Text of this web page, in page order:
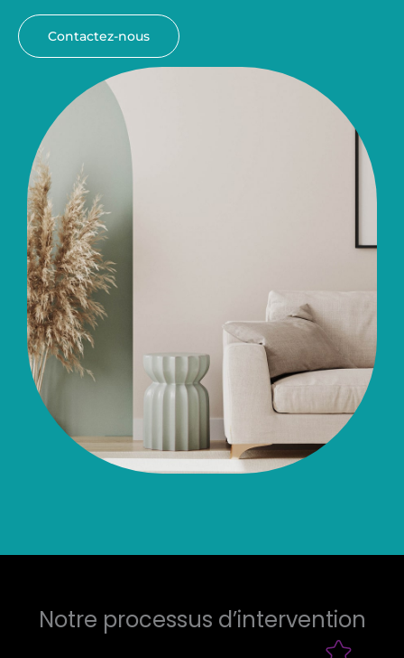
Contactez-nous
Notre processus d’intervention